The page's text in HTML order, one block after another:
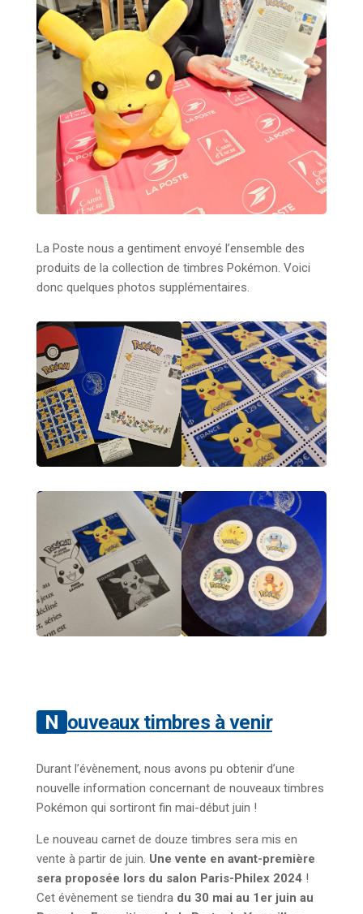
La Poste nous a gentiment envoyé l’ensemble des
produits de la collection de timbres Pokémon. Voici
donc quelques photos supplémentaires.
Nouveaux timbres à venir
Durant l’évènement, nous avons pu obtenir d’une
nouvelle information concernant de nouveaux timbres
Pokémon qui sortiront fin mai-début juin !
Le nouveau carnet de douze timbres sera mis en
vente à partir de juin. Une vente en avant-première
sera proposée lors du salon Paris-Philex 2024 !
Cet évènement se tiendra du 30 mai au 1er juin au